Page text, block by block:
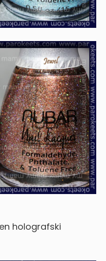
holografski